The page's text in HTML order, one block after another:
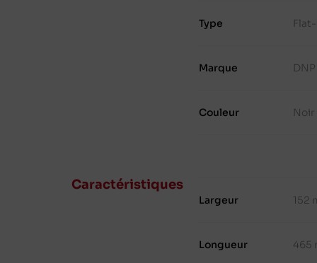
Type
Marque DNP
Couleur Noir
Caractéristiques
Largeur 152
Longueur 465